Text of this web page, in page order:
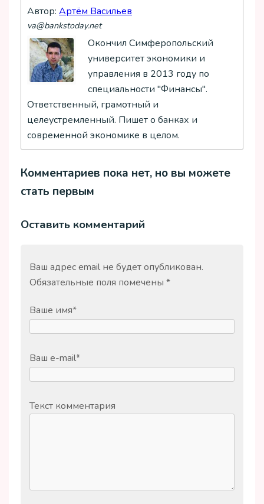
Автор: Артём Васильев
va@bankstoday.net
Окончил Симферопольский
университет экономики и
управления в 2013 году по
специальности "Финансы".
Ответственный, грамотный и
целеустремленный. Пишет о банках и
современной экономике в целом.
Комментариев пока нет, но вы можете
стать первым
Оставить комментарий
Ваш адрес email не будет опубликован.
Обязательные поля помечены *
Ваше имя*
Ваш e-mail*
Текст комментария